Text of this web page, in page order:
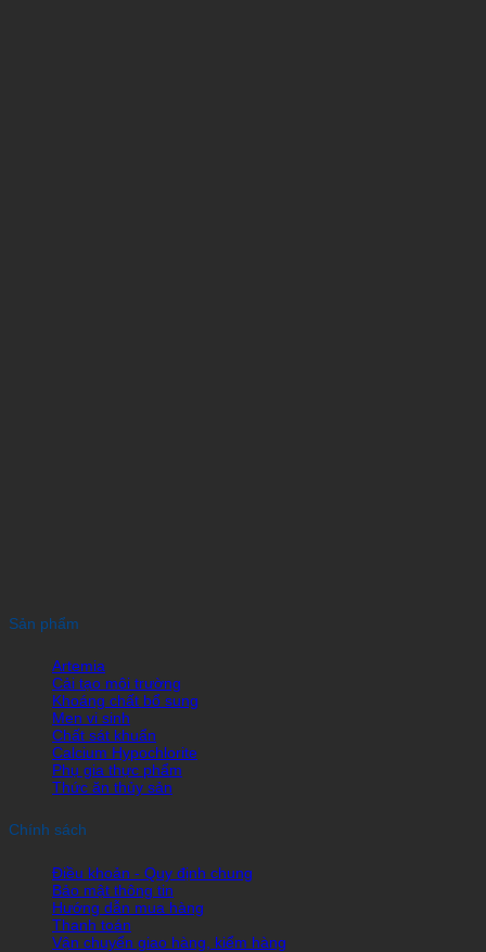
Sản phẩm
Artemia
Cải tạo môi trường
Khoáng chất bổ sung
Men vi sinh
Chất sát khuẩn
Calcium Hypochlorite
Phụ gia thực phẩm
Thức ăn thủy sản
Chính sách
Điều khoản - Quy định chung
Bảo mật thông tin
Hướng dẫn mua hàng
Thanh toán
Vận chuyển giao hàng, kiểm hàng